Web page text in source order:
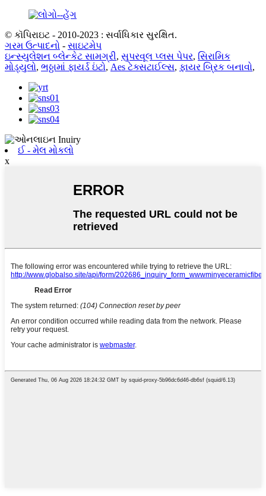
© કૉપિરાઇટ - 2010-2023 : સર્વાધિકાર સુરક્ષિત.
ગરમ ઉત્પાદનો - સાઇટમેપ
ઇન્સ્યુલેશન બ્લેન્કેટ સામગ્રી, સુપરવૂલ પ્લસ પેપર, સિરામિક
મોડ્યુલો, ભઠ્ઠામાં ફાયર્ડ ઇંટો, Aes ટેક્સટાઈલ્સ, ફાયર બ્રિક બનાવો,
ઈ - મેલ મોકલો
x